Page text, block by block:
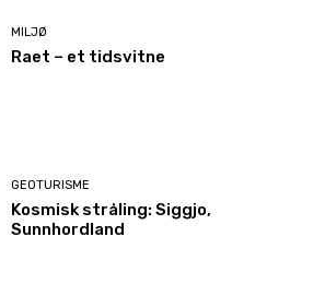
MILJØ
Raet – et tidsvitne
GEOTURISME
Kosmisk stråling: Siggjo,
Sunnhordland